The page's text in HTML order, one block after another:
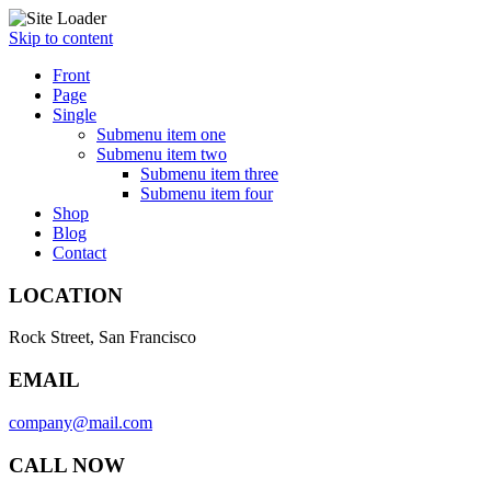
Skip to content
Front
Page
Single
Submenu item one
Submenu item two
Submenu item three
Submenu item four
Shop
Blog
Contact
LOCATION
Rock Street, San Francisco
EMAIL
company@mail.com
CALL NOW